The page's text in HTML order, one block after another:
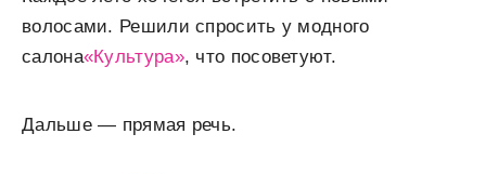
волосами. Решили спросить у модного
салона«Культура», что посоветуют.
Дальше — прямая речь.